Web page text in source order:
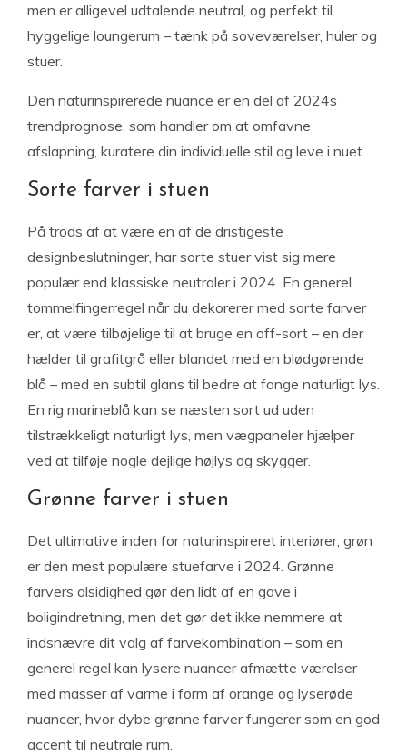
men er alligevel udtalende neutral, og perfekt til
hyggelige loungerum – tænk på soveværelser, huler og
stuer.
Den naturinspirerede nuance er en del af 2024s
trendprognose, som handler om at omfavne
afslapning, kuratere din individuelle stil og leve i nuet.
Sorte farver i stuen
På trods af at være en af ​​de dristigeste
designbeslutninger, har sorte stuer vist sig mere
populær end klassiske neutraler i 2024. En generel
tommelfingerregel når du dekorerer med sorte farver
er, at være tilbøjelige til at bruge en off-sort – en der
hælder til grafitgrå eller blandet med en blødgørende
blå – med en subtil glans til bedre at fange naturligt lys.
En rig marineblå kan se næsten sort ud uden
tilstrækkeligt naturligt lys, men vægpaneler hjælper
ved at tilføje nogle dejlige højlys og skygger.
Grønne farver i stuen
Det ultimative inden for naturinspireret interiører, grøn
er den mest populære stuefarve i 2024. Grønne
farvers alsidighed gør den lidt af en gave i
boligindretning, men det gør det ikke nemmere at
indsnævre dit valg af farvekombination – som en
generel regel kan lysere nuancer afmætte værelser
med masser af varme i form af orange og lyserøde
nuancer, hvor dybe grønne farver fungerer som en god
accent til neutrale rum.